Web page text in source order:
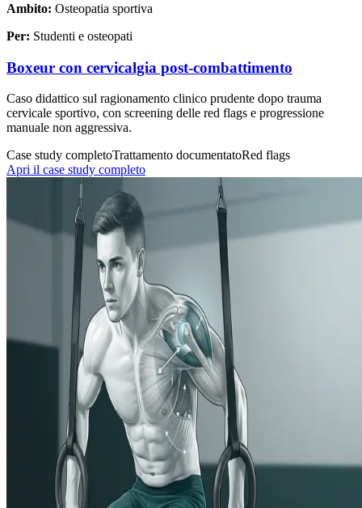
Ambito: Osteopatia sportiva
Per: Studenti e osteopati
Boxeur con cervicalgia post-combattimento
Caso didattico sul ragionamento clinico prudente dopo trauma
cervicale sportivo, con screening delle red flags e progressione
manuale non aggressiva.
Case study completoTrattamento documentatoRed flags
Apri il case study completo